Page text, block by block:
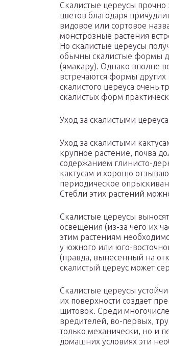
Скалистые цереусы прочно
цветов благодаря
видовое или сортовое
монстрозные растения
Но скалистые цереусы
обычны скалистые формы
(ямакару). Однако вполне
встречаются формы
скалистого цереуса очень
скалистых форм
Уход за скалистыми
Уход за скалистыми
крупное растение, почва
содержанием глинисто-
кактусам и хорошо
периодическое
Стебли этих растений
Скалистые цереусы
освещения (из-за чего их
этим растениям
у южного или юго-
(правда, вынесенный на
скалистый цереус может
Скалистые цереусы
их поверхности создает
щитовок. Среди
вредителей, во-первых,
только механически, но и
домашних условиях эти